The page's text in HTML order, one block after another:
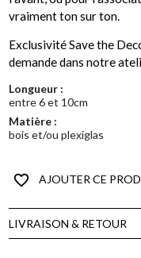
vraiment ton sur ton.
Exclusivité Save the
demande dans notre
Longueur :
entre 6 et 10cm
Matière :
bois et/ou plexiglas
favorite_border AJOUTER CE
LIVRAISON & RETOUR